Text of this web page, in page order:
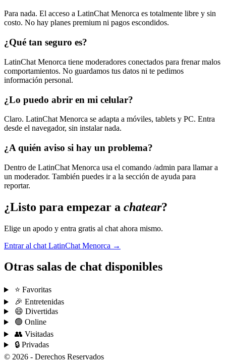
Para nada. El acceso a LatinChat Menorca es totalmente libre y sin
costo. No hay planes premium ni pagos escondidos.
¿Qué tan seguro es?
LatinChat Menorca tiene moderadores conectados para frenar malos
comportamientos. No guardamos tus datos ni te pedimos
información personal.
¿Lo puedo abrir en mi celular?
Claro. LatinChat Menorca se adapta a móviles, tablets y PC. Entra
desde el navegador, sin instalar nada.
¿A quién aviso si hay un problema?
Dentro de LatinChat Menorca usa el comando /admin para llamar a
un moderador. También puedes ir a la sección de ayuda para
reportar.
¿Listo para empezar a chatear?
Elige un apodo y entra gratis al chat ahora mismo.
Entrar al chat LatinChat Menorca →
Otras salas de chat disponibles
⭐ Favoritas
🎉 Entretenidas
😄 Divertidas
🟢 Online
👥 Visitadas
🔒 Privadas
© 2026 - Derechos Reservados